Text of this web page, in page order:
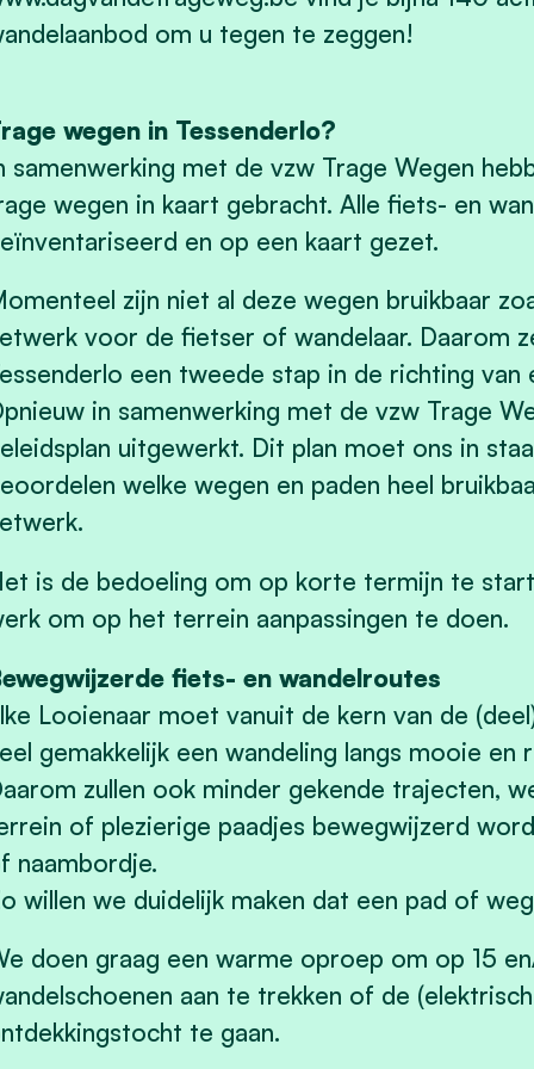
om u tegen te zeggen!
wegen in Tessenderlo?
samenwerking met de vzw Trage Wegen
wegen in kaart gebracht. Alle fiets- en
en op een kaart gezet.
zijn niet al deze wegen bruikbaar
voor de fietser of wandelaar. Daarom
een tweede stap in de richting
in samenwerking met de vzw Trage
uitgewerkt. Dit plan moet ons in
welke wegen en paden heel
is de bedoeling om op korte termijn te
om op het terrein aanpassingen te doen.
fiets- en wandelroutes
Looienaar moet vanuit de kern van de
gemakkelijk een wandeling langs mooie en
zullen ook minder gekende trajecten,
of plezierige paadjes bewegwijzerd
naambordje.
willen we duidelijk maken dat een pad of
doen graag een warme oproep om op 15
aan te trekken of de
te gaan.